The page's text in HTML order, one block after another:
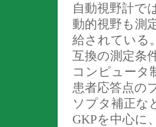
自動視野計で
動的視野も測
給されている
互換の測定条
コンピュータ
患者応答点の
ソプタ補正な
GKPを中心に